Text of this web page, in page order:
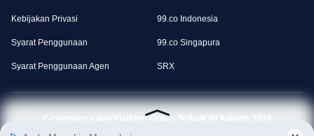
E-commerce dan Platform Online Terbaik BI Awards 2024
Kebijakan Privasi
Syarat Penggunaan
Syarat Penggunaan Agen
99.co Indonesia
99.co Singapura
SRX